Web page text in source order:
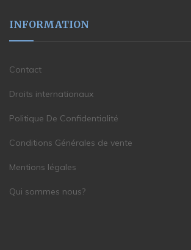
INFORMATION
Contact
Droits internationaux
Politique De Confidentialité
Conditions Générales de vente
Mentions légales
Qui sommes nous?